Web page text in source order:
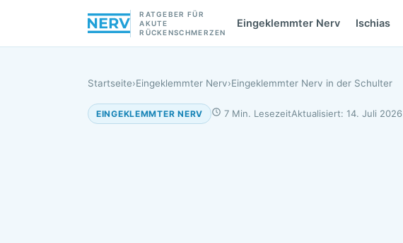
RATGEBER FÜR
AKUTE
RÜCKENSCHMERZEN
Eingeklemmter Nerv Ischias
Startseite›Eingeklemmter Nerv›Eingeklemmter Nerv in der Schulter
EINGEKLEMMTER NERV 7 Min. LesezeitAktualisiert: 14. Juli 2026